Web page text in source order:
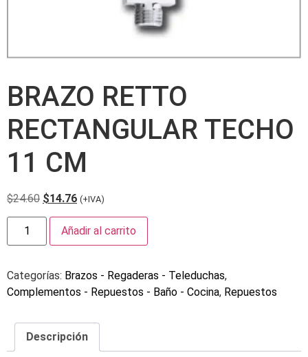
BRAZO RETTO
RECTANGULAR TECHO
11 CM
$24.60 $14.76 (+IVA)
Añadir al carrito
Categorías: Brazos - Regaderas - Teleduchas,
Complementos - Repuestos - Baño - Cocina, Repuestos
Descripción